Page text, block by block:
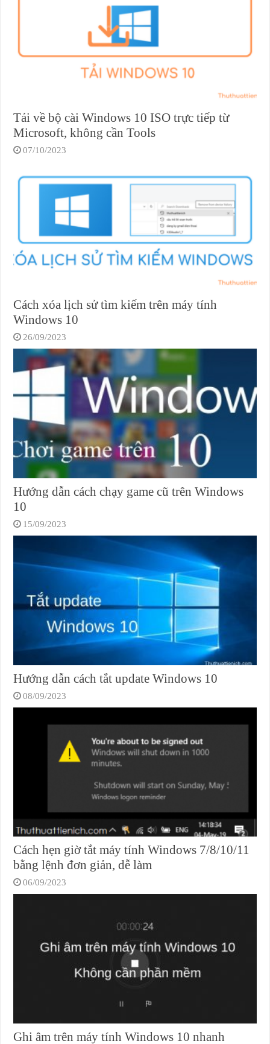
Tải về bộ cài Windows 10 ISO trực tiếp từ
Microsoft, không cần Tools
07/10/2023
Cách xóa lịch sử tìm kiếm trên máy tính
Windows 10
26/09/2023
Hướng dẫn cách chạy game cũ trên Windows
10
15/09/2023
Hướng dẫn cách tắt update Windows 10
08/09/2023
Cách hẹn giờ tắt máy tính Windows 7/8/10/11
bằng lệnh đơn giản, dễ làm
06/09/2023
Ghi âm trên máy tính Windows 10 nhanh